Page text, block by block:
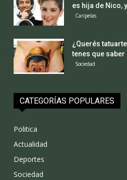
es hija de Nico,
Caripelas
¿Querés
tenes que
Sociedad
CATEGORÍAS POPULARES
Politica
Actualidad
Deportes
Sociedad